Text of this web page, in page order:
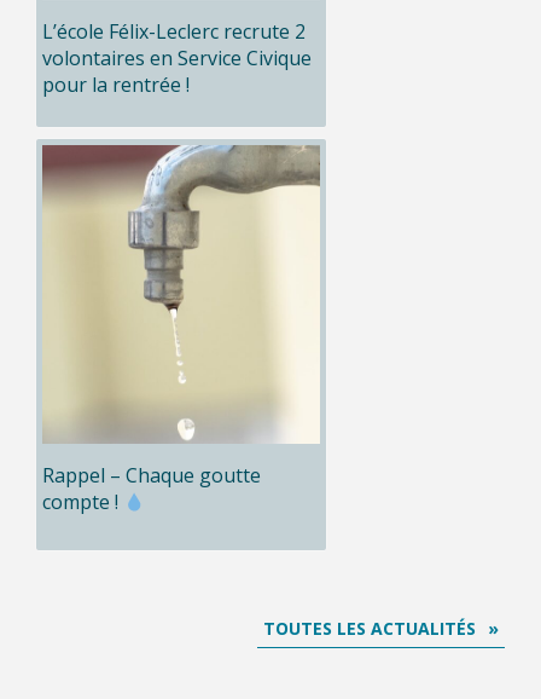
L’école Félix-Leclerc recrute 2
volontaires en Service Civique
pour la rentrée !
Rappel – Chaque goutte
compte !
TOUTES LES ACTUALITÉS